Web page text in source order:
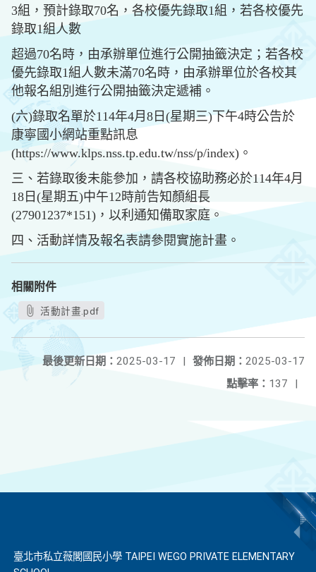
3組，預計錄取70名，各校優先錄取1組，若各校優先
錄取1組人數
超過70名時，由承辦單位進行公開抽籤決定；若各校
優先錄取1組人數未滿70名時，由承辦單位於各校其
他報名組別進行公開抽籤決定遞補。
(六)錄取名單於114年4月8日(星期三)下午4時公告於
康寧國小網站重點訊息
(https://www.klps.nss.tp.edu.tw/nss/p/index)。
三、若錄取後未能參加，請各校協助務必於114年4月
18日(星期五)中午12時前告知顏組長
(27901237*151)，以利通知備取家庭。
四、活動詳情及報名表請參閱實施計畫。
相關附件
活動計畫.pdf
發佈日期： 2025-03-17
最後更新日期： 2025-03-17
|
點擊率： 137 |
臺北市私立薇閣國民小學 TAIPEI WEGO PRIVATE ELEMENTARY